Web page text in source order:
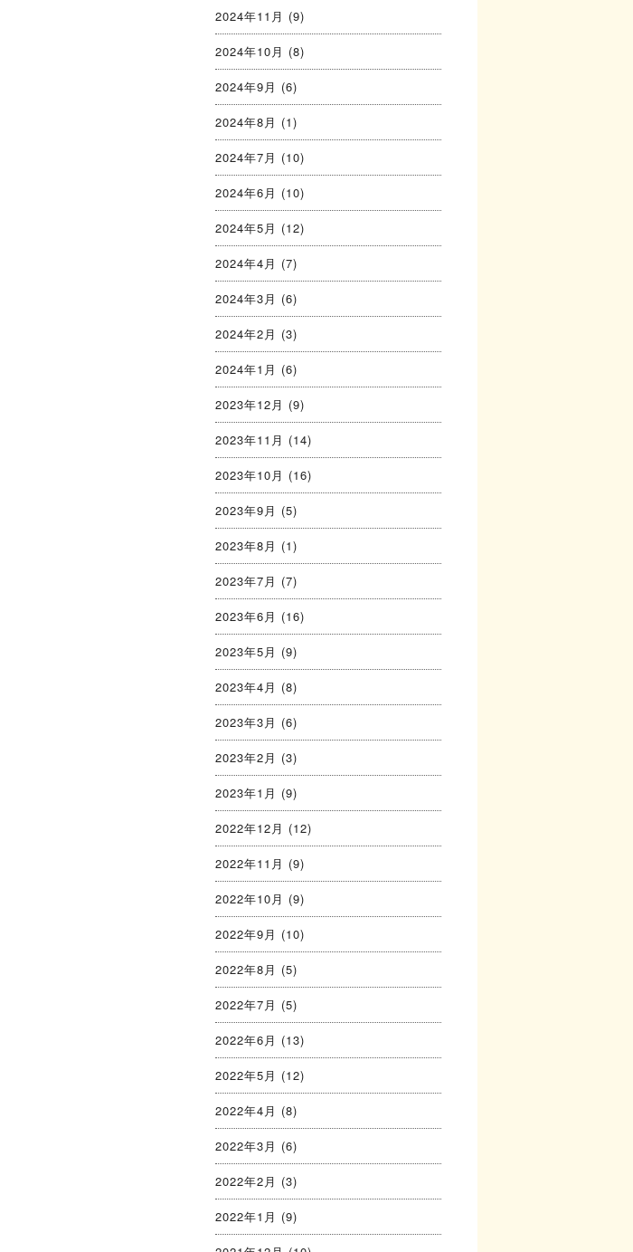
2024年11月 (9)
2024年10月 (8)
2024年9月 (6)
2024年8月 (1)
2024年7月 (10)
2024年6月 (10)
2024年5月 (12)
2024年4月 (7)
2024年3月 (6)
2024年2月 (3)
2024年1月 (6)
2023年12月 (9)
2023年11月 (14)
2023年10月 (16)
2023年9月 (5)
2023年8月 (1)
2023年7月 (7)
2023年6月 (16)
2023年5月 (9)
2023年4月 (8)
2023年3月 (6)
2023年2月 (3)
2023年1月 (9)
2022年12月 (12)
2022年11月 (9)
2022年10月 (9)
2022年9月 (10)
2022年8月 (5)
2022年7月 (5)
2022年6月 (13)
2022年5月 (12)
2022年4月 (8)
2022年3月 (6)
2022年2月 (3)
2022年1月 (9)